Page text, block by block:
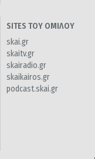
SITES ΤΟΥ ΟΜΙΛΟΥ
skai.gr
skaitv.gr
skairadio.gr
skaikairos.gr
podcast.skai.gr